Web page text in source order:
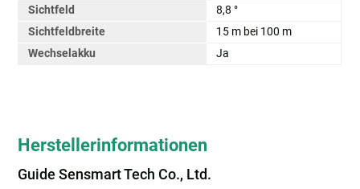
Sichtfeld
8,8 °
Sichtfeldbreite
15 m bei 100 m
Wechselakku
Ja
Herstellerinformationen
Guide Sensmart Tech Co., Ltd.